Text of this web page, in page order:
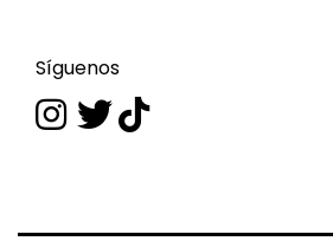
Síguenos